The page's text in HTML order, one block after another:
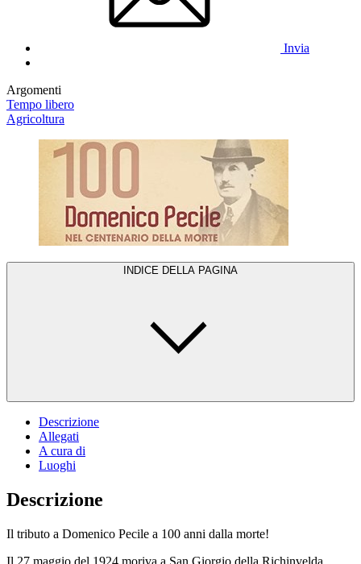
Invia
Argomenti
Tempo libero
Agricoltura
INDICE DELLA PAGINA
Descrizione
Allegati
A cura di
Luoghi
Descrizione
Il tributo a Domenico Pecile a 100 anni dalla morte!
Il 27 maggio del 1924 moriva a San Giorgio della Richinvelda